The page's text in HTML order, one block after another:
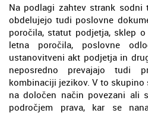
Na podlagi zahtev strank sodni
obdelujejo tudi poslovne
poročila, statut podjetja, sklep
letna poročila, poslovne
ustanovitveni akt podjetja in
neposredno prevajajo tudi
kombinaciji jezikov. V to
na določen način povezani ali
področjem prava, kar se